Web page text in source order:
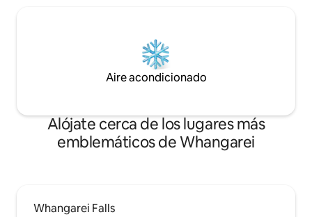
Aire acondicionado
Alójate cerca de los lugares más
emblemáticos de Whangarei
Whangarei Falls